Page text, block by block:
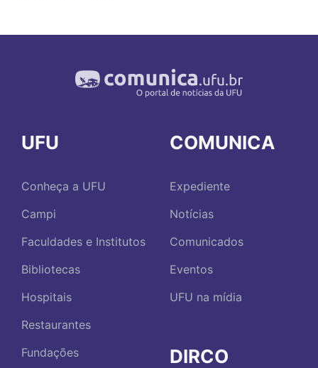
UFU
Conheça a UFU
Campi
Faculdades e Institutos
Bibliotecas
Hospitais
Restaurantes
Fundações
COMUNICA
Expediente
Notícias
Comunicados
Eventos
UFU na mídia
DIRCO